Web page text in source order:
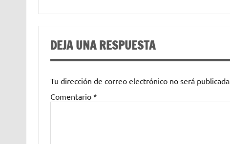
DEJA UNA RESPUESTA
Tu dirección de correo electrónico no será publicada.
Comentario *